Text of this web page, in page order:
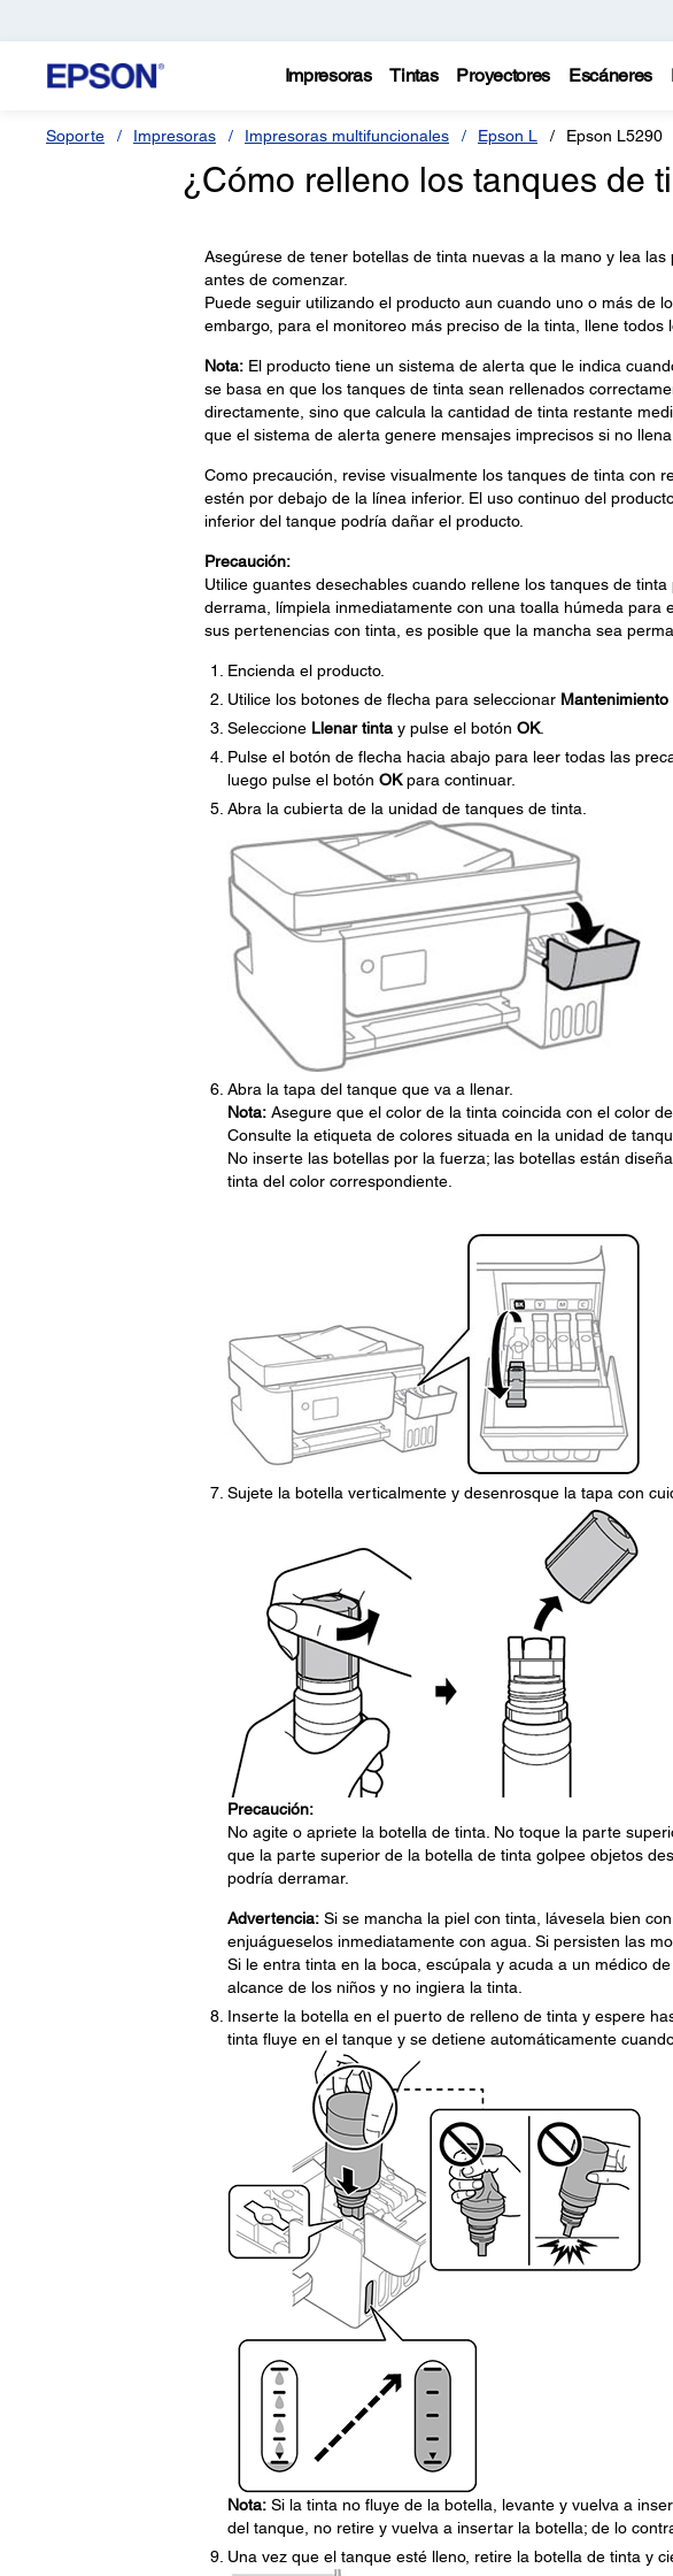
Impresoras Tintas Proyectores Escáneres
Soporte Impresoras Impresoras multifuncionales Epson L Epson L5290
¿Cómo relleno los tanques de
Asegúrese de tener botellas de tinta nuevas a la mano y lea
antes de comenzar.
Puede seguir utilizando el producto aun cuando uno o más de
embargo, para el monitoreo más preciso de la tinta, llene todos
Nota:El producto tiene un sistema de alerta que le indica
se basa en que los tanques de tinta sean rellenados
directamente, sino que calcula la cantidad de tinta restante
que el sistema de alerta genere mensajes imprecisos si no
Como precaución, revise visualmente los tanques de tinta con
estén por debajo de la línea inferior. El uso continuo del
inferior del tanque podría dañar el producto.
Precaución:
Utilice guantes desechables cuando rellene los tanques de
derrama, límpiela inmediatamente con una toalla húmeda para
sus pertenencias con tinta, es posible que la mancha sea
Encienda el producto.
Utilice los botones de flecha para seleccionar Mantenimiento
Seleccione Llenar tintay pulse el botón OK.
Pulse el botón de flecha hacia abajo para leer todas las
luego pulse el botón OKpara continuar.
Abra la cubierta de la unidad de tanques de tinta.
Abra la tapa del tanque que va a llenar.
Nota:Asegure que el color de la tinta coincida con el color
Consulte la etiqueta de colores situada en la unidad de
No inserte las botellas por la fuerza; las botellas están
tinta del color correspondiente.
Sujete la botella verticalmente y desenrosque la tapa con
Precaución:
No agite o apriete la botella de tinta. No toque la parte
que la parte superior de la botella de tinta golpee objetos
podría derramar.
Advertencia:Si se mancha la piel con tinta, lávesela bien
enjuágueselos inmediatamente con agua. Si persisten las
Si le entra tinta en la boca, escúpala y acuda a un médico
alcance de los niños y no ingiera la tinta.
Inserte la botella en el puerto de relleno de tinta y espere
tinta fluye en el tanque y se detiene automáticamente
Nota:Si la tinta no fluye de la botella, levante y vuelva a
del tanque, no retire y vuelva a insertar la botella; de lo
Una vez que el tanque esté lleno, retire la botella de tinta y